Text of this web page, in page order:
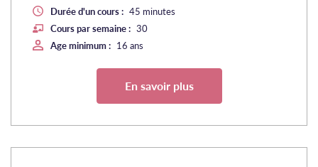
Durée d'un cours : 45 minutes
Cours par semaine : 30
Age minimum : 16 ans
En savoir plus